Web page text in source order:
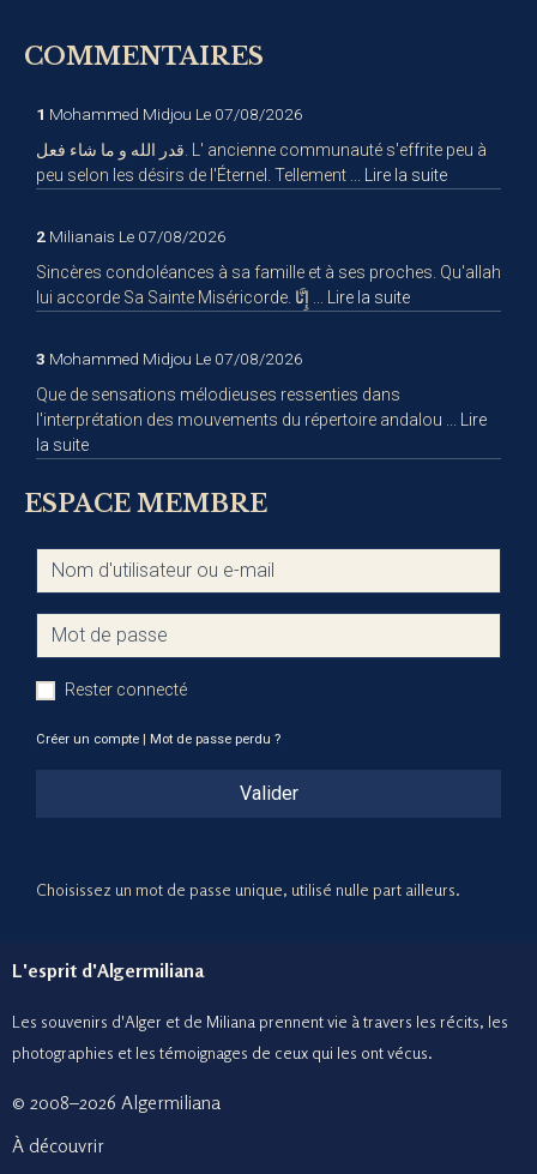
COMMENTAIRES
1 Mohammed Midjou Le 07/08/2026
قدر الله و ما شاء فعل. L' ancienne communauté s'effrite peu à
peu selon les désirs de l'Éternel. Tellement ...
Lire la suite
2 Milianais Le 07/08/2026
Sincères condoléances à sa famille et à ses proches. Qu'allah
Lire la suite
3 Mohammed Midjou Le 07/08/2026
Que de sensations mélodieuses ressenties dans
l'interprétation des mouvements du répertoire andalou ...
Lire
la suite
ESPACE MEMBRE
Rester connecté
Créer un compte Mot de passe perdu ?
Valider
Choisissez un mot de passe unique, utilisé nulle part ailleurs.
L'esprit d'Algermiliana
Les souvenirs d'Alger et de Miliana prennent vie à travers les récits, les
photographies et les témoignages de ceux qui les ont vécus.
© 2008–2026 Algermiliana
À découvrir